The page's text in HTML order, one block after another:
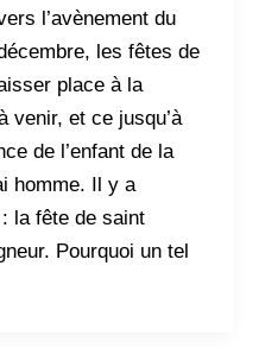
l’avènement du
les fêtes de
place à la
venir, et ce jusqu’à
de l’enfant de la
homme. Il y a
la fête de saint
Pourquoi un tel